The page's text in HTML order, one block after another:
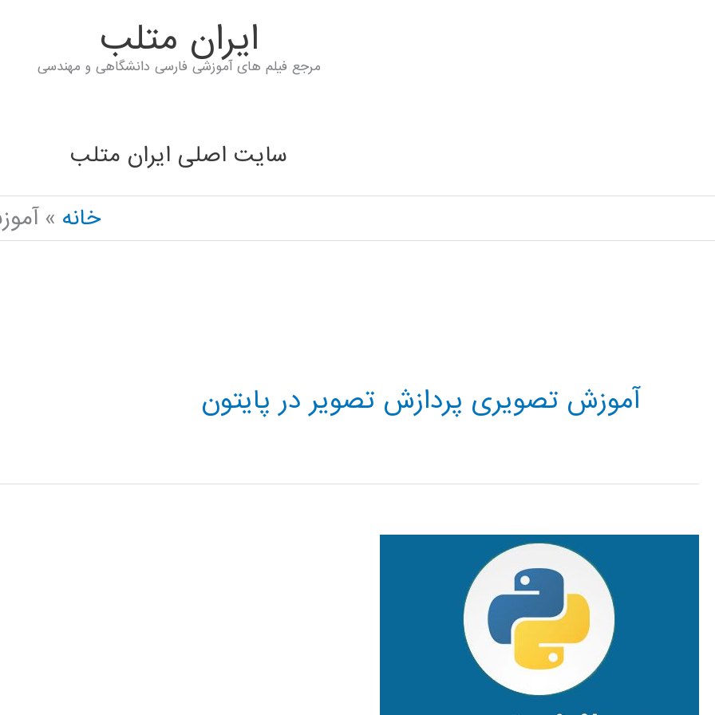
ايران متلب
مرجع فیلم های آموزشی فارسی دانشگاهی و مهندسی
سایت اصلی ایران متلب
خانه
آموزش تصویری پردازش تصویر در پایتون